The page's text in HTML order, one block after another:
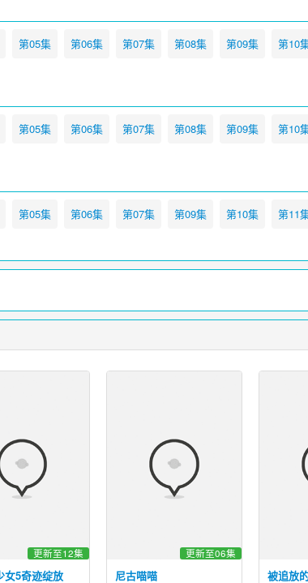
第05集 第06集 第07集 第08集 第09集 第10
第05集 第06集 第07集 第08集 第09集 第10
第05集 第06集 第07集 第09集 第10集 第11
女5奇迹绽放
更新至12集
尼古喵喵
更新至06集
被追放